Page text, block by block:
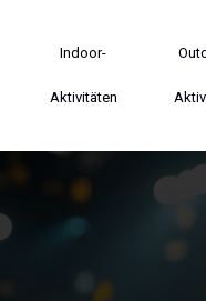
Indoor-
Aktivitäten